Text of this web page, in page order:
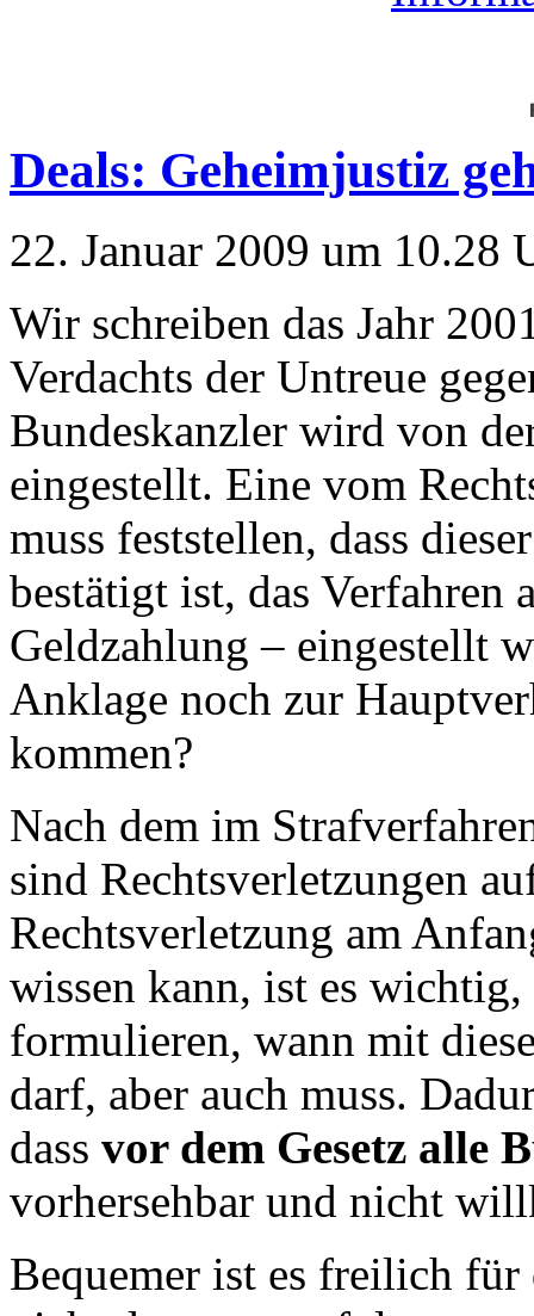
Deals: Geheimjustiz
22. Januar 2009 um 10.28
Wir schreiben das Jahr
Verdachts der Untreue
Bundeskanzler wird von
eingestellt. Eine vom
muss feststellen, dass
bestätigt ist, das Verfahren
Geldzahlung – eingestellt
Anklage noch zur
kommen?
Nach dem im
sind Rechtsverletzungen
Rechtsverletzung am
wissen kann, ist es
formulieren, wann mit
darf, aber auch muss.
dass vor dem Gesetz alle
vorhersehbar und nicht
Bequemer ist es freilich für